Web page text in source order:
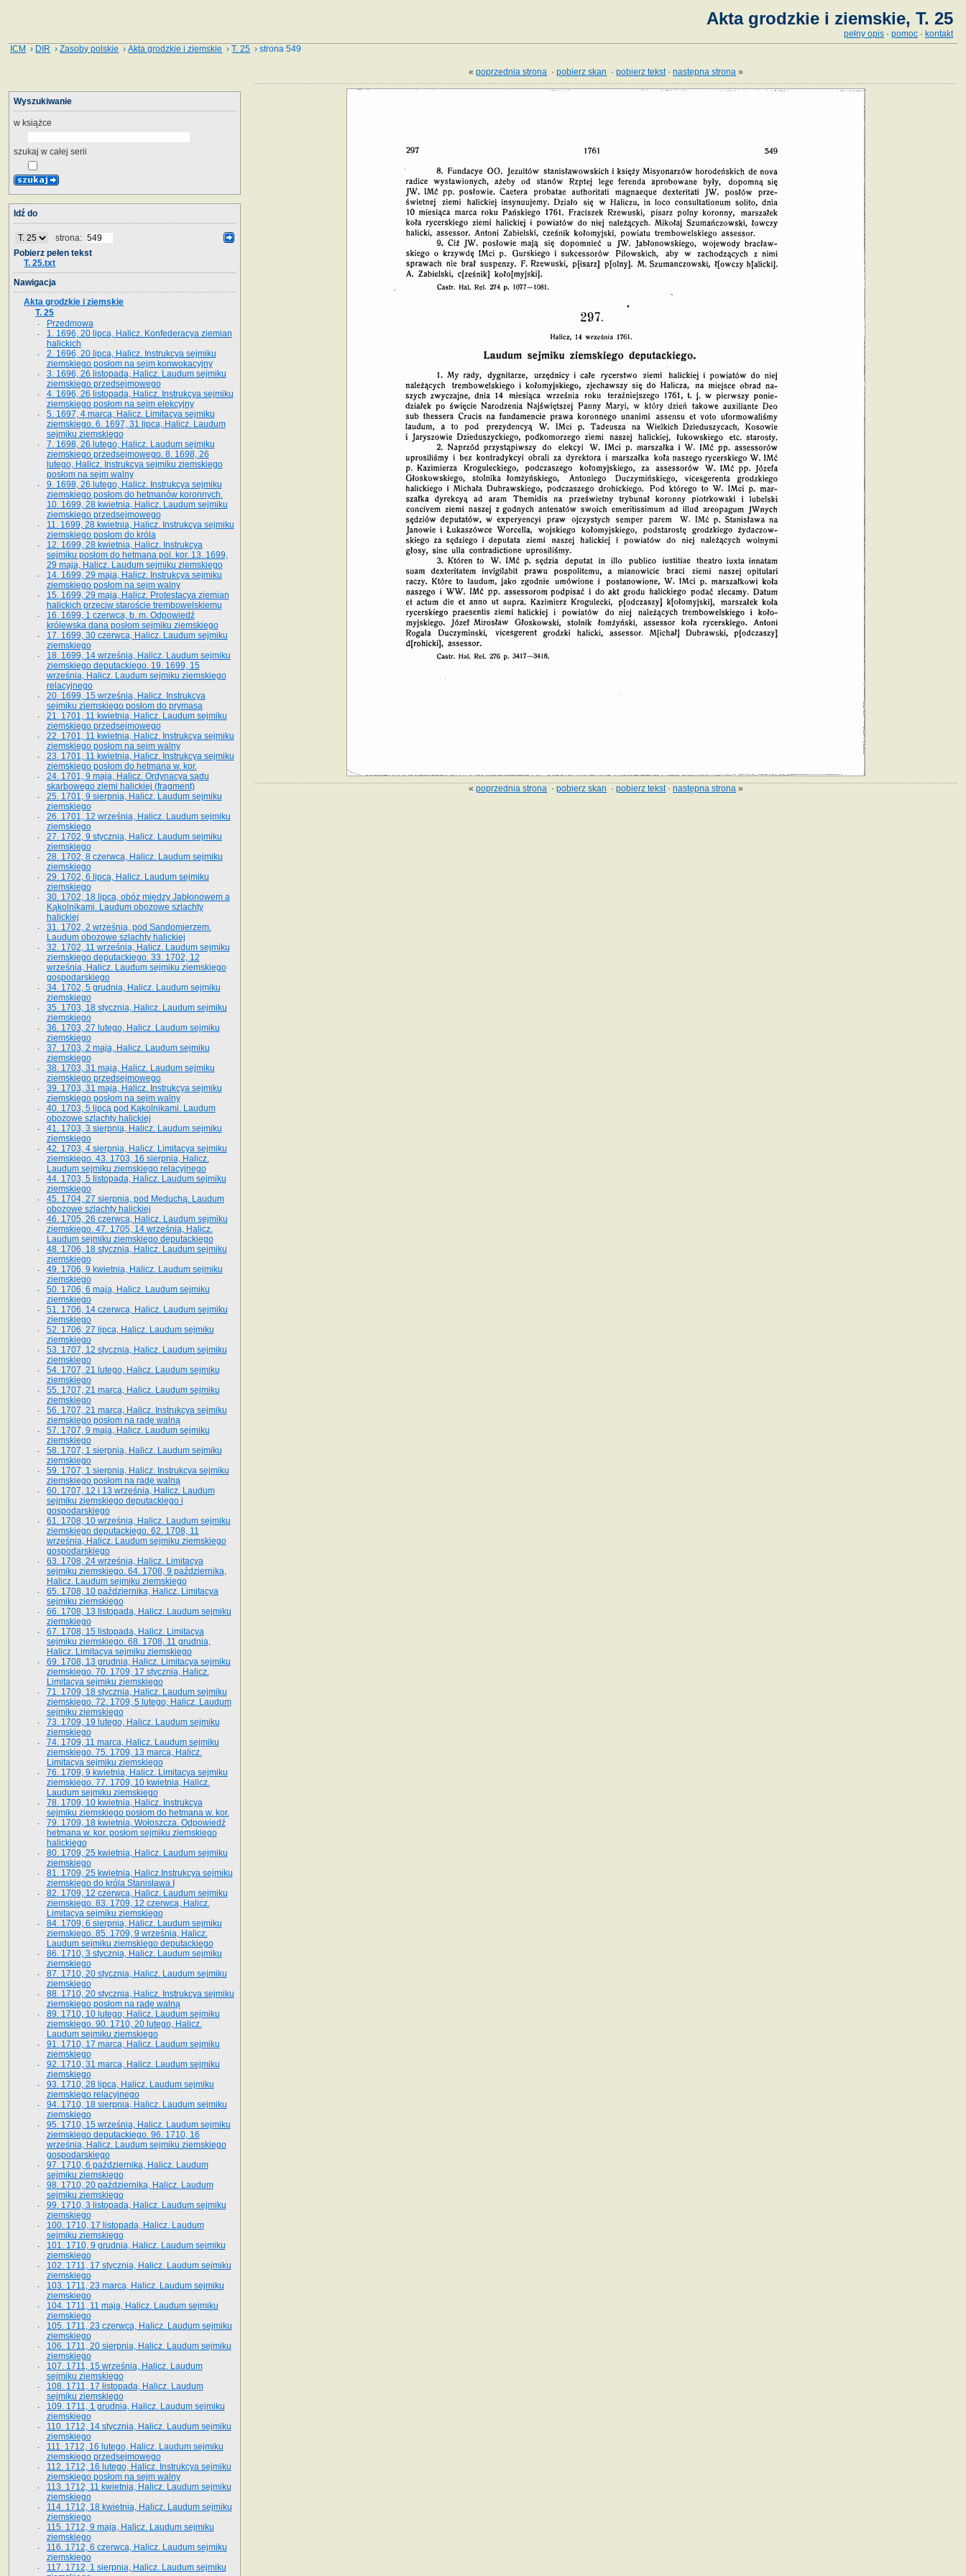
Akta grodzkie i ziemskie, T. 25
pełny opis · pomoc · kontakt
ICM › DIR ›Zasoby polskie ›Akta grodzkie i ziemskie ›T. 25 › strona 549
«poprzednia strona ·pobierz skan ·pobierz tekst·następna strona »
«poprzednia strona ·pobierz skan ·pobierz tekst·następna strona »
Wyszukiwanie
w książce
szukaj w całej serii
Idź do
strona:
Pobierz pełen tekst
T. 25.txt
Nawigacja
Akta grodzkie i ziemskie
T. 25
Przedmowa
1. 1696, 20 lipca, Halicz. Konfederacya ziemian
halickich
2. 1696, 20 lipca, Halicz. Instrukcya sejmiku
ziemskiego posłom na sejm konwokacyjny
3. 1696, 26 listopada, Halicz. Laudum sejmiku
ziemskiego przedsejmowego
4. 1696, 26 listopada, Halicz. Instrukcya sejmiku
ziemskiego posłom na sejm elekcyjny
5. 1697, 4 marca, Halicz. Limitacya sejmiku
ziemskiego. 6. 1697, 31 lipca, Halicz. Laudum
sejmiku ziemskiego
7. 1698, 26 lutego, Halicz. Laudum sejmiku
ziemskiego przedsejmowego. 8. 1698, 26
lutego, Halicz. Instrukcya sejmiku ziemskiego
posłom na sejm walny
9. 1698, 26 lutego, Halicz. Instrukcya sejmiku
ziemskiego posłom do hetmanów koronnych.
10. 1699, 28 kwietnia, Halicz. Laudum sejmiku
ziemskiego przedsejmowego
11. 1699, 28 kwietnia, Halicz. Instrukcya sejmiku
ziemskiego posłom do króla
12. 1699, 28 kwietnia, Halicz. Instrukcya
sejmiku posłom do hetmana pol. kor. 13. 1699,
29 maja, Halicz. Laudum sejmiku ziemskiego
14. 1699, 29 maja, Halicz. Instrukcya sejmiku
ziemskiego posłom na sejm walny
15. 1699, 29 maja, Halicz. Protestacya ziemian
halickich przeciw staroście trembowelskiemu
16. 1699, 1 czerwca, b. m. Odpowiedź
królewska dana posłom sejmiku ziemskiego
17. 1699, 30 czerwca, Halicz. Laudum sejmiku
ziemskiego
18. 1699, 14 września, Halicz. Laudum sejmiku
ziemskiego deputackiego. 19. 1699, 15
września, Halicz. Laudum sejmiku ziemskiego
relacyjnego
20. 1699, 15 września, Halicz. Instrukcya
sejmiku ziemskiego posłom do prymasa
21. 1701, 11 kwietnia, Halicz. Laudum sejmiku
ziemskiego przedsejmowego
22. 1701, 11 kwietnia, Halicz. Instrukcya sejmiku
ziemskiego posłom na sejm walny
23. 1701, 11 kwietnia, Halicz. Instrukcya sejmiku
ziemskiego posłom do hetmana w. kor.
24. 1701, 9 maja, Halicz. Ordynacya sądu
skarbowego ziemi halickiej (fragment)
25. 1701, 9 sierpnia, Halicz. Laudum sejmiku
ziemskiego
26. 1701, 12 września, Halicz. Laudum sejmiku
ziemskiego
27. 1702, 9 stycznia, Halicz. Laudum sejmiku
ziemskiego
28. 1702, 8 czerwca, Halicz. Laudum sejmiku
ziemskiego
29. 1702, 6 lipca, Halicz. Laudum sejmiku
ziemskiego
30. 1702, 18 lipca, obóz między Jabłonowem a
Kąkolnikami. Laudum obozowe szlachty
halickiej
31. 1702, 2 września, pod Sandomierzem.
Laudum obozowe szlachty halickiej
32. 1702, 11 września, Halicz. Laudum sejmiku
ziemskiego deputackiego. 33. 1702, 12
września, Halicz. Laudum sejmiku ziemskiego
gospodarskiego
34. 1702, 5 grudnia, Halicz. Laudum sejmiku
ziemskiego
35. 1703, 18 stycznia, Halicz. Laudum sejmiku
ziemskiego
36. 1703, 27 lutego, Halicz. Laudum sejmiku
ziemskiego
37. 1703, 2 maja, Halicz. Laudum sejmiku
ziemskiego
38. 1703, 31 maja, Halicz. Laudum sejmiku
ziemskiego przedsejmowego
39. 1703, 31 maja, Halicz. Instrukcya sejmiku
ziemskiego posłom na sejm walny
40. 1703, 5 lipca pod Kąkolnikami. Laudum
obozowe szlachty halickiej
41­. 1703, 3 sierpnia, Halicz. Laudum sejmiku
ziemskiego
42. 1703, 4 sierpnia, Halicz. Limitacya sejmiku
ziemskiego. 43. 1703, 16 sierpnia, Halicz.
Laudum sejmiku ziemskiego relacyjnego
44. 1703, 5 listopada, Halicz. Laudum sejmiku
ziemskiego
45. 1704, 27 sierpnia, pod Meduchą. Laudum
obozowe szlachty halickiej
46. 1705, 26 czerwca, Halicz. Laudum sejmiku
ziemskiego. 47. 1705, 14 września, Halicz.
Laudum sejmiku ziemskiego deputackiego
48. 1706, 18 stycznia, Halicz. Laudum sejmiku
ziemskiego
49. 1706, 9 kwietnia, Halicz. Laudum sejmiku
ziemskiego
50. 1706, 6 maja, Halicz. Laudum sejmiku
ziemskiego
51. 1706, 14 czerwca, Halicz. Laudum sejmiku
ziemskiego
52. 1706, 27 lipca, Halicz. Laudum sejmiku
ziemskiego
53. 1707, 12 stycznia, Halicz. Laudum sejmiku
ziemskiego
54. 1707, 21 lutego, Halicz. Laudum sejmiku
ziemskiego
55. 1707, 21 marca, Halicz. Laudum sejmiku
ziemskiego
56. 1707, 21 marca, Halicz. Instrukcya sejmiku
ziemskiego posłom na radę walną
57. 1707, 9 maja, Halicz. Laudum sejmiku
ziemskiego
58. 1707, 1 sierpnia, Halicz. Laudum sejmiku
ziemskiego
59. 1707, 1 sierpnia, Halicz. Instrukcya sejmiku
ziemskiego posłom na radę walną
60. 1707, 12 i 13 września, Halicz. Laudum
sejmiku ziemskiego deputackiego i
gospodarskiego
61. 1708, 10 września, Halicz. Laudum sejmiku
ziemskiego deputackiego. 62. 1708, 11
września, Halicz. Laudum sejmiku ziemskiego
gospodarskiego
63. 1708, 24 września, Halicz. Limitacya
sejmiku ziemskiego. 64. 1708, 9 października,
Halicz. Laudum sejmiku ziemskiego
65­. 1708, 10 października, Halicz. Limitacya
sejmiku ziemskiego
66. 1708, 13 listopada, Halicz. Laudum sejmiku
ziemskiego
67. 1708, 15 listopada, Halicz. Limitacya
sejmiku ziemskiego. 68. 1708, 11 grudnia,
Halicz. Limitacya sejmiku ziemskiego
69. 1708, 13 grudnia, Halicz. Limitacya sejmiku
ziemskiego. 70. 1709, 17 stycznia, Halicz.
Limitacya sejmiku ziemskiego
71. 1709, 18 stycznia, Halicz. Laudum sejmiku
ziemskiego. 72. 1709, 5 lutego, Halicz. Laudum
sejmiku ziemskiego
73. 1709, 19 lutego, Halicz. Laudum sejmiku
ziemskiego
74. 1709, 11 marca, Halicz. Laudum sejmiku
ziemskiego. 75. 1709, 13 marca, Halicz.
Limitacya sejmiku ziemskiego
76. 1709, 9 kwietnia, Halicz. Limitacya sejmiku
ziemskiego. 77. 1709, 10 kwietnia, Halicz.
Laudum sejmiku ziemskiego
78. 1709, 10 kwietnia, Halicz. Instrukcya
sejmiku ziemskiego posłom do hetmana w. kor.
79. 1709, 18 kwietnia, Wołoszcza. Odpowiedź
hetmana w. kor. posłom sejmiku ziemskiego
halickiego
80. 1709, 25 kwietnia, Halicz. Laudum sejmiku
ziemskiego
81. 1709, 25 kwietnia, Halicz.Instrukcya sejmiku
ziemskiego do króla Stanisława I
82. 1709, 12 czerwca, Halicz. Laudum sejmiku
ziemskiego. 83. 1709, 12 czerwca, Halicz.
Limitacya sejmiku ziemskiego
84. 1709, 6 sierpnia, Halicz. Laudum sejmiku
ziemskiego. 85. 1709, 9 września, Halicz.
Laudum sejmiku ziemskiego deputackiego
86. 1710, 3 stycznia, Halicz. Laudum sejmiku
ziemskiego
87. 1710, 20 stycznia, Halicz. Laudum sejmiku
ziemskiego
88. 1710, 20 stycznia, Halicz. Instrukcya sejmiku
ziemskiego posłom na radę walną
89. 1710, 10 lutego, Halicz. Laudum sejmiku
ziemskiego. 90. 1710, 20 lutego, Halicz.
Laudum sejmiku ziemskiego
91. 1710, 17 marca, Halicz. Laudum sejmiku
ziemskiego
92. 1710, 31 marca, Halicz. Laudum sejmiku
ziemskiego
93. 1710, 28 lipca, Halicz. Laudum sejmiku
ziemskiego relacyjnego
94. 1710, 18 sierpnia, Halicz. Laudum sejmiku
ziemskiego
95. 1710, 15 września, Halicz. Laudum sejmiku
ziemskiego deputackiego. 96. 1710, 16
września, Halicz. Laudum sejmiku ziemskiego
gospodarskiego
97. 1710, 6 października, Halicz. Laudum
sejmiku ziemskiego
98. 1710, 20 października, Halicz. Laudum
sejmiku ziemskiego
99. 1710, 3 listopada, Halicz. Laudum sejmiku
ziemskiego
100. 1710, 17 listopada, Halicz. Laudum
sejmiku ziemskiego
101. 1710, 9 grudnia, Halicz. Laudum sejmiku
ziemskiego
102. 1711, 17 stycznia, Halicz. Laudum sejmiku
ziemskiego
103. 1711, 23 marca, Halicz. Laudum sejmiku
ziemskiego
104. 1711, 11 maja, Halicz. Laudum sejmiku
ziemskiego
105. 1711, 23 czerwca, Halicz. Laudum sejmiku
ziemskiego
106. 1711, 20 sierpnia, Halicz. Laudum sejmiku
ziemskiego
107. 1711, 15 września, Halicz. Laudum
sejmiku ziemskiego
108. 1711, 17 listopada, Halicz. Laudum
sejmiku ziemskiego
109. 1711, 1 grudnia, Halicz. Laudum sejmiku
ziemskiego
110. 1712, 14 stycznia, Halicz. Laudum sejmiku
ziemskiego
111. 1712, 16 lutego, Halicz. Laudum sejmiku
ziemskiego przedsejmowego
112. 1712, 16 lutego, Halicz. Instrukcya sejmiku
ziemskiego posłom na sejm walny
113. 1712, 11 kwietnia, Halicz. Laudum sejmiku
ziemskiego
114. 1712, 18 kwietnia, Halicz. Laudum sejmiku
ziemskiego
115. 1712, 9 maja, Halicz. Laudum sejmiku
ziemskiego
116. 1712, 6 czerwca, Halicz. Laudum sejmiku
ziemskiego
117. 1712, 1 sierpnia, Halicz. Laudum sejmiku